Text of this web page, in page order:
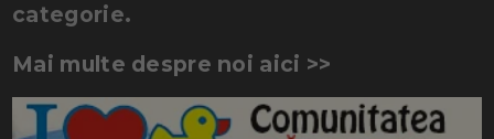
categorie.
Mai multe despre noi aici >>